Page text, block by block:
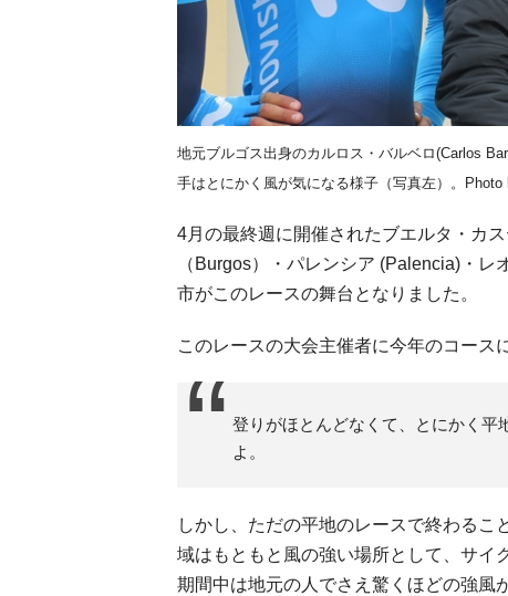
地元ブルゴス出身のカルロス・バルベロ(Carlos
手はとにかく風が気になる様子（写真左）。
4月の最終週に開催されたブエルタ・カ
（Burgos）・パレンシア (Palencia)・
市がこのレースの舞台となりました。
このレースの大会主催者に今年のコース
登りがほとんどなくて、とにかく平
よ。
しかし、ただの平地のレースで終わる
域はもともと風の強い場所として、サイ
期間中は地元の人でさえ驚くほどの強風